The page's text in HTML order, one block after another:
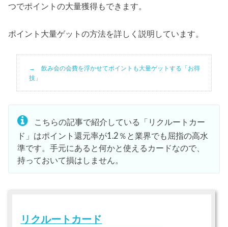
つでポイントの大量獲得もできます。
ポイント大量ゲットの方法を詳しく説明しています。
飲み会の会費を浮かせてポイントも大量ゲットする「お得
技」
こちらの記事で紹介している「リクルートカー
ド」はポイント還元率が1.2％と業界でも屈指の高水
準です。手元にあると何かと使えるカードなので、
持っておいて損はしません。
リクルートカード